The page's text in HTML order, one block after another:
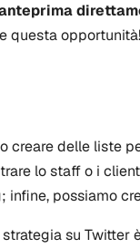
questa opportunità!
creare delle liste
lo staff o i
possiamo
su Twitter